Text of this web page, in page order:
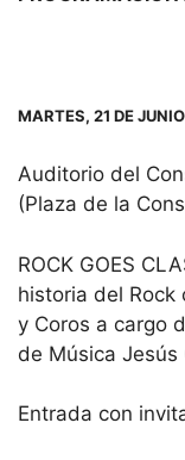
MARTES, 21 DE JUNIO
Auditorio del
(Plaza de la
ROCK GOES
historia del Rock
y Coros a cargo
de Música Jesús
Entrada con